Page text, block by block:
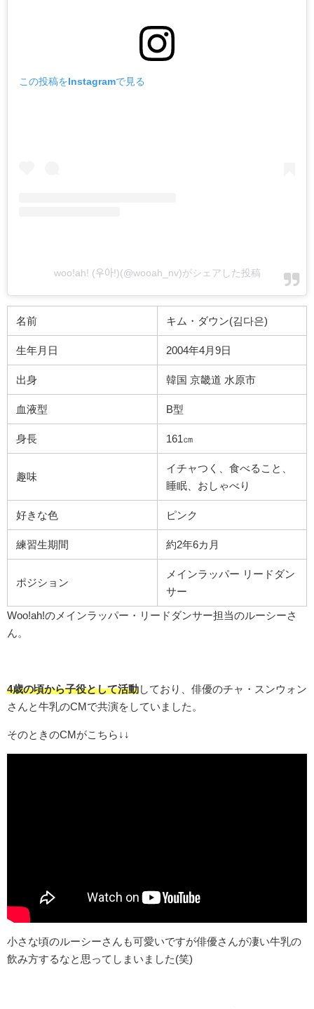
この投稿をInstagramで見る
woo!ah! (우아!)(@wooah_nv)がシェアした投稿
名前 キム・ダウン(김다은)
生年月日 2004年4月9日
出身 韓国 京畿道 水原市
血液型 B型
身長 161㎝
趣味
イチャつく、食べること、
睡眠、おしゃべり
好きな色 ピンク
練習生期間 約2年6カ月
ポジション
メインラッパー リードダン
サー
Woo!ah!のメインラッパー・リードダンサー担当のルーシーさ
ん。
4歳の頃から子役として活動 しており、俳優のチャ・スンウォン
さんと牛乳のCMで共演をしていました。
そのときのCMがこちら↓↓
小さな頃のルーシーさんも可愛いですが俳優さんが凄い牛乳の
飲み方するなと思ってしまいました(笑)